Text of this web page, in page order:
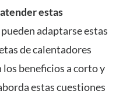
estas
pueden adaptarse estas
de calentadores
los beneficios a corto y
estas cuestiones